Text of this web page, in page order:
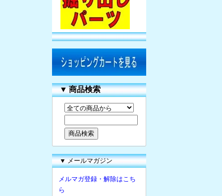
▼商品検索
▼ メールマガジン
メルマガ登録・解除はこち
ら